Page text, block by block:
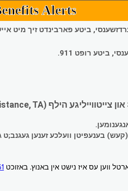
Alerts
ביטע פארבינדט זיך מיט
ביטע רופט 911.